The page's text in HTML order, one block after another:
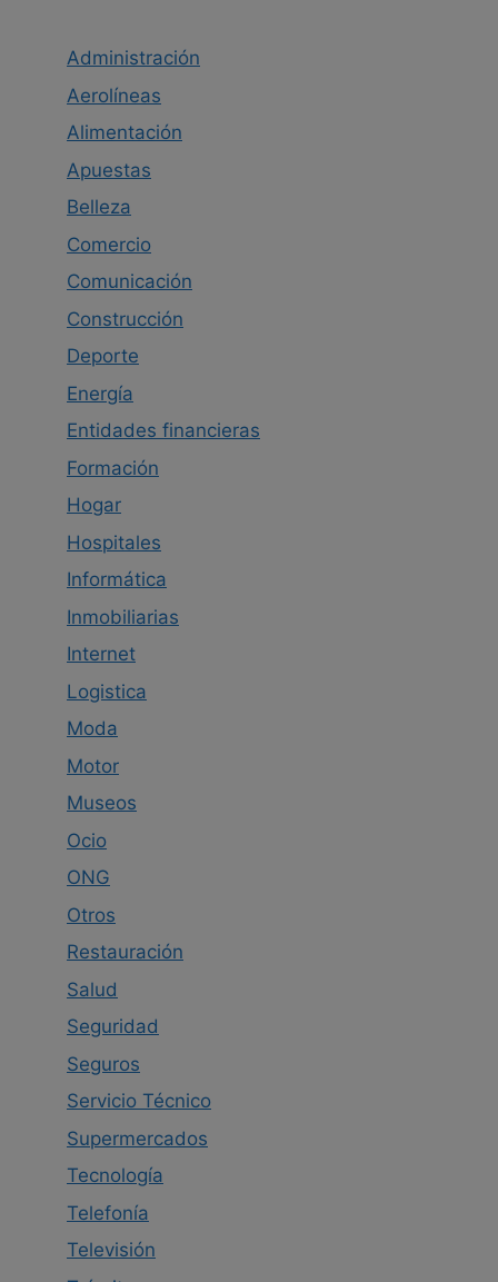
Administración
Aerolíneas
Alimentación
Apuestas
Belleza
Comercio
Comunicación
Construcción
Deporte
Energía
Entidades financieras
Formación
Hogar
Hospitales
Informática
Inmobiliarias
Internet
Logistica
Moda
Motor
Museos
Ocio
ONG
Otros
Restauración
Salud
Seguridad
Seguros
Servicio Técnico
Supermercados
Tecnología
Telefonía
Televisión